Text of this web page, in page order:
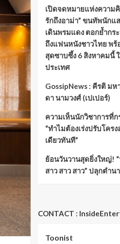
เปิดจดหมายแห่งความ
รักถึงอาม่า” ขนทัพนักแ
เดินพรมแดง ตอกย้ำกร
ถึงแฟนหนังชาวไทย พ
สุดซาบซึ้ง 6 สิงหาคมนี้
ประเทศ
GossipNews : คีรติ ม
ดา นามวงศ์ (เปเปอร์)
ความเห็นนักวิชาการที่ก
“ทำไมต้องเร่งปรับโคร
เดียวทันที”
ย้อนวันวานสุดยิ่งใหญ่! “
สาว สาว สาว” ปลุกตำน
CONTACT :
Toonist